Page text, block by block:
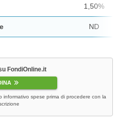
1,50%
ND
FondiOnline.it
informativo spese prima di procedere con la